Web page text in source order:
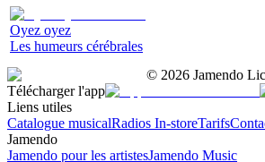
Oyez oyez
Les humeurs cérébrales
© 2026 Jamendo
Télécharger l'app
Liens utiles
Catalogue musicalRadios In-storeTarifs
Jamendo
Jamendo pour les artistesJamendo Music